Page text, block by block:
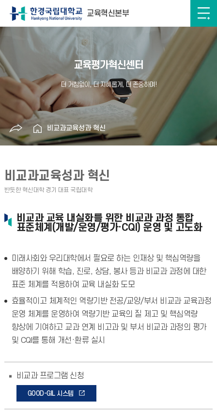
교육혁신본부
교육평가혁신센터
비교과교육성과 혁신
비교과교육성과 혁신
비교과 교육 내실화를 위한 비교과 과정 통합
표준체계(개발/운영/평가·CQI) 운영 및 고도화
미래사회와 우리대학에서 필요로 하는 인재상 및 핵심역량을
배양하기 위해 학습, 진로, 상담, 봉사 등과 비교과 과정에 대한
표준 체계를 적용하여 교육 내실화 도모
효율적이고 체계적인 역량기반 전공/교양/부서 비교과 교육과정
운영 체계를 운영하여 역량기반 교육의 질 제고 및 핵심역량
향상에 기여하고 교과 연계 비고과 및 부서 비교과 과정의 평가
및 CQI를 통해 개선·환류 실시
비교과 프로그램 신청
GOOD-GIL 시스템